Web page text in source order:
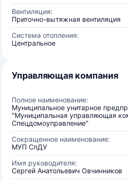
Вентиляция:
Приточно-вытяжная вентиляция
Система отопления:
Центральное
Управляющая компания
Полное наименование:
Муниципальное унитарное
"Муниципальная управляющая
Спецдомоуправление"
Сокращенное наименование:
МУП СпДУ
Имя руководителя:
Сергей Анатольевич Овчинников